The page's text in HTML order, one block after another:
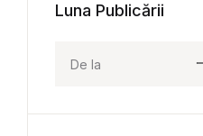
Luna Publicării